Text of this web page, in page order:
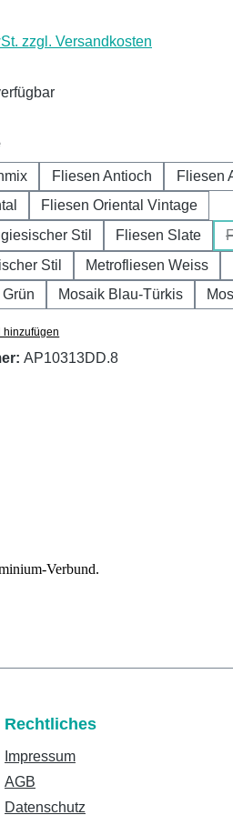
zzgl. Versandkosten
auswählen
Fliesen Antioch
Fliesen
Fliesen Oriental Vintage
Stil
Fliesen Slate
Stil Metrofliesen Weiss
Mosaik Blau-Türkis
hinzufügen
AP10313DD.8
Verbund.
Rechtliches
Impressum
AGB
Datenschutz